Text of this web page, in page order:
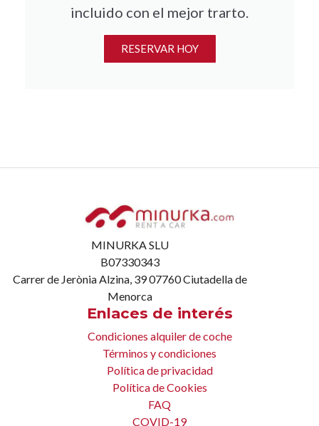
incluido con el mejor trarto.
RESERVAR HOY
MINURKA SLU
B07330343
Carrer de Jerònia Alzina, 39 07760 Ciutadella de
Menorca
Enlaces de interés
Condiciones alquiler de coche
Términos y condiciones
Política de privacidad
Política de Cookies
FAQ
COVID-19